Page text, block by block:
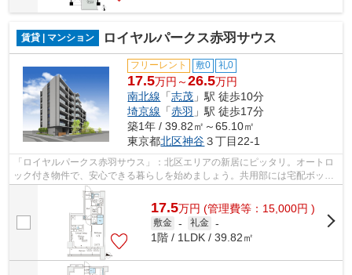
賃貸 | マンション ロイヤルパークス赤羽サウス
フリーレント 敷0 礼0
17.5万円～26.5万円
南北線 「志茂 」駅 徒歩10分
埼京線 「赤羽 」駅 徒歩17分
築1年 / 39.82㎡～65.10㎡
東京都北区神谷３丁目22-1
「ロイヤルパークス赤羽サウス」：北区エリアの新居にピッタリ。オートロ
ック付き物件で、安心できる暮らしを始めましょう。共用部には宅配ボック
スが備え付けられているため、好きな...
17.5万円 (管理費等：15,000円 )
敷金 - 礼金 -
1階 / 1LDK / 39.82㎡